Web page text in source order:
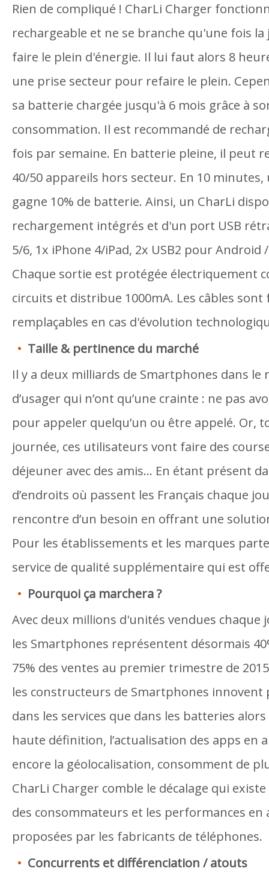
Rien de compliqué ! CharLi Charger
rechargeable et ne se branche qu'une fois
faire le plein d'énergie. Il lui faut alors 8
une prise secteur pour refaire le plein.
sa batterie chargée jusqu'à 6 mois grâce à
consommation. Il est recommandé de
fois par semaine. En batterie pleine, il peut
40/50 appareils hors secteur. En 10
gagne 10% de batterie. Ainsi, un CharLi
rechargement intégrés et d'un port USB
5/6, 1x iPhone 4/iPad, 2x USB2 pour Android
Chaque sortie est protégée électriquement
circuits et distribue 1000mA. Les câbles sont
remplaçables en cas d'évolution
Taille & pertinence du marché
Il y a deux milliards de Smartphones dans
d’usager qui n’ont qu’une crainte : ne pas
pour appeler quelqu’un ou être appelé. Or,
journée, ces utilisateurs vont faire des
déjeuner avec des amis… En étant présent
d’endroits où passent les Français chaque
rencontre d’un besoin en offrant une
Pour les établissements et les marques
service de qualité supplémentaire qui est
Pourquoi ça marchera ?
Avec deux millions d'unités vendues chaque
les Smartphones représentent désormais
75% des ventes au premier trimestre de
les constructeurs de Smartphones
dans les services que dans les batteries
haute définition, l’actualisation des apps en
encore la géolocalisation, consomment de
CharLi Charger comble le décalage qui
des consommateurs et les performances en
proposées par les fabricants de téléphones.
Concurrents et différenciation / atouts